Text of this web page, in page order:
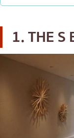
ร้านอาหารญี่ปุ่น
โอเด้ง/เมนูตุ๋นส
อาหารชุด/อาหา
เบนโตะ/บริกา
สมุทรปราการ
สมุทรสาคร
พัทยา
ธนิยะ
1. THE S